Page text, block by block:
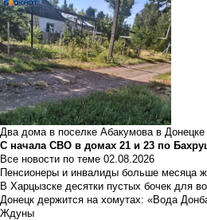
Два дома в поселке Абакумова в
С начала СВО в домах 21 и 23 по
Все новости по теме 02.08.2026
Пенсионеры и инвалиды больше месяца
В Харцызске десятки пустых бочек для
Донецк держится на хомутах: «Вода
Ждуны